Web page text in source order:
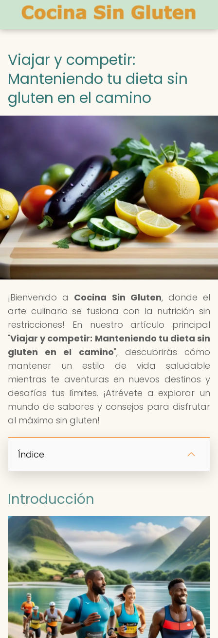
Viajar y competir:
Manteniendo tu dieta sin
gluten en el camino
¡Bienvenido a Cocina Sin Gluten, donde el
arte culinario se fusiona con la nutrición sin
restricciones! En nuestro artículo principal
"Viajar y competir: Manteniendo tu dieta sin
gluten en el camino", descubrirás cómo
mantener un estilo de vida saludable
mientras te aventuras en nuevos destinos y
desafías tus límites. ¡Atrévete a explorar un
mundo de sabores y consejos para disfrutar
al máximo sin gluten!
Índice
Introducción